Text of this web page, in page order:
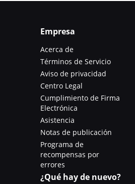
Empresa
Acerca de
Términos de Servicio
Aviso de privacidad
Centro Legal
Cumplimiento de Firma
Electrónica
Asistencia
Notas de publicación
Programa de
recompensas por
errores
¿Qué hay de nuevo?